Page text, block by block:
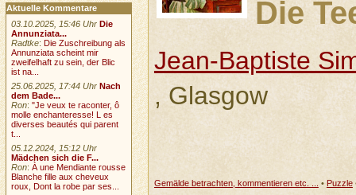
Die
Jean-Baptiste
, Glasgow
Gemälde betrachten, kommentieren etc. ... • Puzzle
Aktuelle Kommentare
03.10.2025, 15:46 Uhr Die
Annunziata...
Radtke: Die Zuschreibung als
Annunziata scheint mir
zweifelhaft zu sein, der Blic
ist na...
25.06.2025, 17:44 Uhr Nach
dem Bade...
Ron:"Je veux te raconter, ô
molle enchanteresse! L es
diverses beautés qui parent
t...
05.12.2024, 15:12 Uhr
Mädchen sich die F...
Ron:À une Mendiante rousse
Blanche fille aux cheveux
roux, Dont la robe par ses...